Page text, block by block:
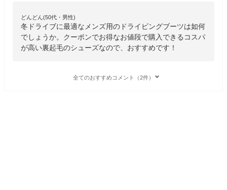
どんどん(50代・男性)
冬ドライブに最適なメンズ用のドライビングブーツは如何
でしょうか。クーポンでお得なお値段で購入できるコスパ
が高い裏起毛のシューズなので、おすすめです！
全てのおすすめコメント（2件）